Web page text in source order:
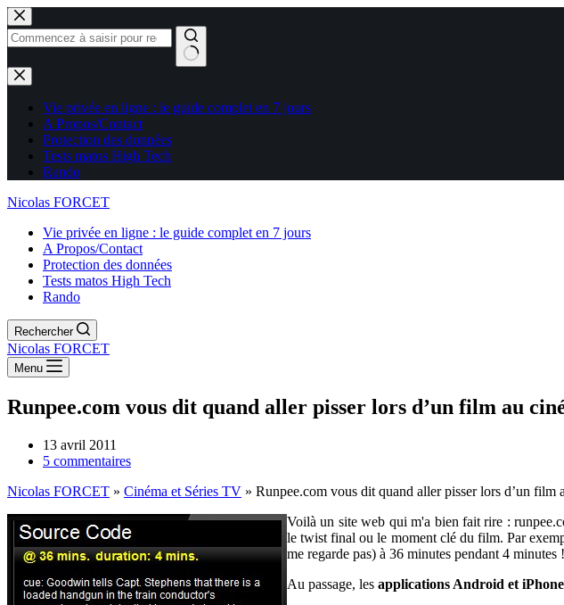
Aucun
résultat
Vie privée en ligne : le guide complet en 7 jours
A Propos/Contact
Protection des données
Tests matos High Tech
Rando
Nicolas FORCET
Vie privée en ligne : le guide complet en 7 jours
A Propos/Contact
Protection des données
Tests matos High Tech
Rando
Rechercher
Nicolas FORCET
Menu
Runpee.com vous dit quand aller pisser lors d’un film au
13 avril 2011
5 commentaires
Nicolas FORCET » Cinéma et Séries TV » Runpee.com vous dit quand aller pisser lors d’un film
Voilà un site web qui m'a bien fait rire :
le twist final ou le moment clé du film. Par
me regarde pas) à 36 minutes pendant 4 minutes !
Au passage, les applications Android et iPhone